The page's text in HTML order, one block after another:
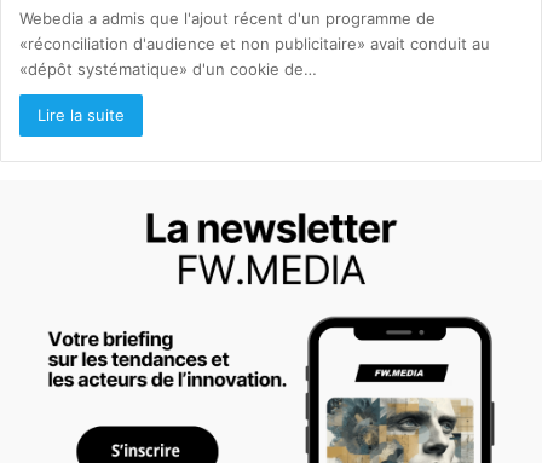
Webedia a admis que l'ajout récent d'un programme de
«réconciliation d'audience et non publicitaire» avait conduit au
«dépôt systématique» d'un cookie de…
Lire la suite